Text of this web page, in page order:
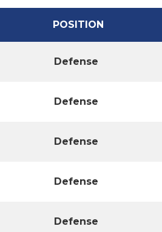
POSITION
Defense
Defense
Defense
Defense
Defense